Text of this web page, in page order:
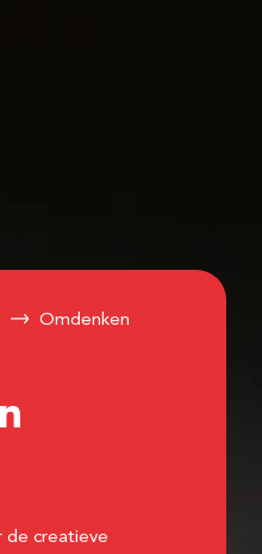
Omdenken
de creatieve